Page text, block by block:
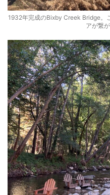
1932年完成のBixby Creek Bridge。
アが繋